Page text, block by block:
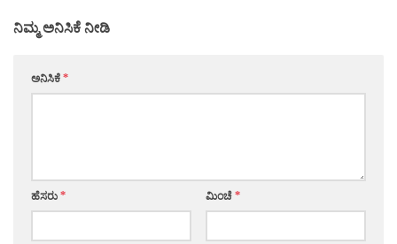
ನಿಮ್ಮ ಅನಿಸಿಕೆ ನೀಡಿ
ಅನಿಸಿಕೆ*
ಹೆಸರು* ಮಿಂಚೆ*